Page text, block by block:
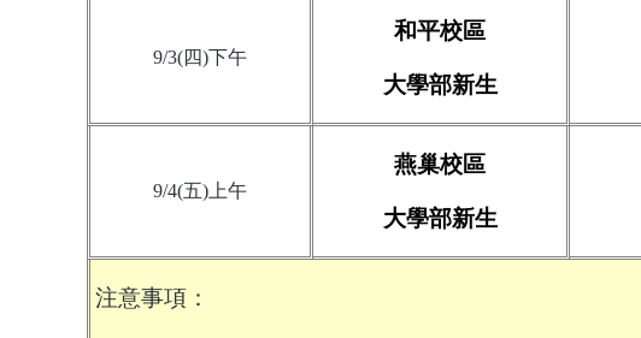
9/3(四)下午
和平校區
大學部新生
9/4(五) 上午
燕巢校區
大學部新生
注意事項：